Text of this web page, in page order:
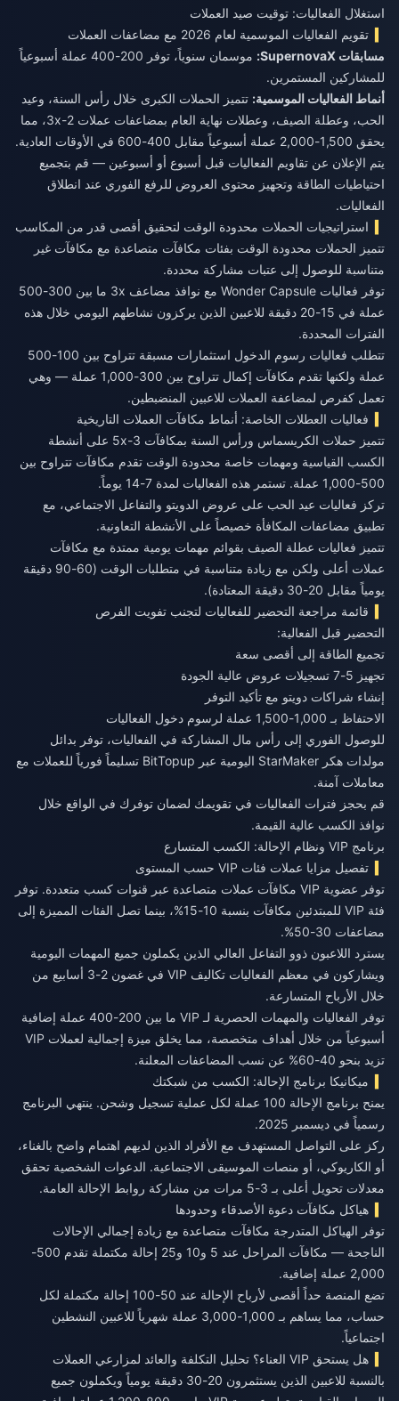
استغلال الفعاليات: توقيت صيد العملات
تقويم الفعاليات الموسمية لعام 2026 مع مضاعفات العملات
مسابقات SupernovaX:
موسمان سنوياً، توفر 200-400 عملة أسبوعياً
للمشاركين المستمرين.
أنماط الفعاليات الموسمية: تتميز الحملات الكبرى خلال رأس السنة، وعيد
الحب، وعطلة الصيف، وعطلات نهاية العام بمضاعفات عملات 2-3x، مما
يحقق 1,500-2,000 عملة أسبوعياً مقابل 400-600 في الأوقات العادية.
يتم الإعلان عن تقاويم الفعاليات قبل أسبوع أو أسبوعين — قم بتجميع
احتياطيات الطاقة وتجهيز محتوى العروض للرفع الفوري عند انطلاق
الفعاليات.
استراتيجيات الحملات محدودة الوقت لتحقيق أقصى قدر من المكاسب
تتميز الحملات محدودة الوقت بفئات مكافآت متصاعدة مع مكافآت غير
متناسبة للوصول إلى عتبات مشاركة محددة.
توفر فعاليات Wonder Capsule مع نوافذ مضاعف 3x ما بين 300-500
عملة في 15-20 دقيقة للاعبين الذين يركزون نشاطهم اليومي خلال هذه
الفترات المحددة.
تتطلب فعاليات رسوم الدخول استثمارات مسبقة تتراوح بين 100-500
عملة ولكنها تقدم مكافآت إكمال تتراوح بين 300-1,000 عملة — وهي
تعمل كفرص لمضاعفة العملات للاعبين المنضبطين.
فعاليات العطلات الخاصة: أنماط مكافآت العملات التاريخية
تتميز حملات الكريسماس ورأس السنة بمكافآت 3-5x على أنشطة
الكسب القياسية ومهمات خاصة محدودة الوقت تقدم مكافآت تتراوح بين
500-1,000 عملة. تستمر هذه الفعاليات لمدة 7-14 يوماً.
تركز فعاليات عيد الحب على عروض الدويتو والتفاعل الاجتماعي، مع
تطبيق مضاعفات المكافأة خصيصاً على الأنشطة التعاونية.
تتميز فعاليات عطلة الصيف بقوائم مهمات يومية ممتدة مع مكافآت
عملات أعلى ولكن مع زيادة متناسبة في متطلبات الوقت (60-90 دقيقة
يومياً مقابل 20-30 دقيقة المعتادة).
قائمة مراجعة التحضير للفعاليات لتجنب تفويت الفرص
التحضير قبل الفعالية:
تجميع الطاقة إلى أقصى سعة
تجهيز 5-7 تسجيلات عروض عالية الجودة
إنشاء شراكات دويتو مع تأكيد التوفر
الاحتفاظ بـ 1,000-1,500 عملة لرسوم دخول الفعاليات
للوصول الفوري إلى رأس مال المشاركة في الفعاليات، توفر بدائل
مولدات هكر StarMaker اليومية
عبر BitTopup تسليماً فورياً للعملات مع
معاملات آمنة.
قم بحجز فترات الفعاليات في تقويمك لضمان توفرك في الواقع خلال
نوافذ الكسب عالية القيمة.
برنامج VIP ونظام الإحالة: الكسب المتسارع
تفصيل مزايا عملات فئات VIP حسب المستوى
توفر عضوية VIP مكافآت عملات متصاعدة عبر قنوات كسب متعددة. توفر
فئة VIP للمبتدئين مكافآت بنسبة 10-15%، بينما تصل الفئات المميزة إلى
مضاعفات 30-50%.
يسترد اللاعبون ذوو التفاعل العالي الذين يكملون جميع المهمات اليومية
ويشاركون في معظم الفعاليات تكاليف VIP في غضون 2-3 أسابيع من
خلال الأرباح المتسارعة.
توفر الفعاليات والمهمات الحصرية لـ VIP ما بين 200-400 عملة إضافية
أسبوعياً من خلال أهداف متخصصة، مما يخلق ميزة إجمالية لعملات VIP
تزيد بنحو 40-60% عن نسب المضاعفات المعلنة.
ميكانيكا برنامج الإحالة: الكسب من شبكتك
يمنح برنامج الإحالة 100 عملة لكل عملية تسجيل وشحن. ينتهي البرنامج
رسمياً في ديسمبر 2025.
ركز على التواصل المستهدف مع الأفراد الذين لديهم اهتمام واضح بالغناء،
أو الكاريوكي، أو منصات الموسيقى الاجتماعية. الدعوات الشخصية تحقق
معدلات تحويل أعلى بـ 3-5 مرات من مشاركة روابط الإحالة العامة.
هياكل مكافآت دعوة الأصدقاء وحدودها
توفر الهياكل المتدرجة مكافآت متصاعدة مع زيادة إجمالي الإحالات
الناجحة — مكافآت المراحل عند 5 و10 و25 إحالة مكتملة تقدم 500-
2,000 عملة إضافية.
تضع المنصة حداً أقصى لأرباح الإحالة عند 50-100 إحالة مكتملة لكل
حساب، مما يساهم بـ 1,000-3,000 عملة شهرياً للاعبين النشطين
اجتماعياً.
هل يستحق VIP العناء؟ تحليل التكلفة والعائد لمزارعي العملات
بالنسبة للاعبين الذين يستثمرون 20-30 دقيقة يومياً ويكملون جميع